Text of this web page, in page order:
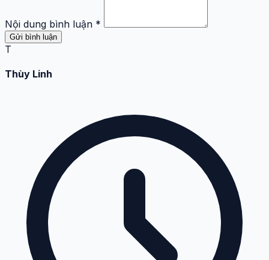
Nội dung bình luận *
Gửi bình luận
T
Thùy Linh